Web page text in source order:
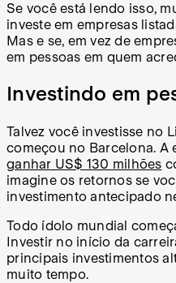
Se você está lendo isso,
investe em empresas
Mas e se, em vez de
em pessoas em quem
Investindo em
Talvez você investisse no
começou no Barcelona. A
ganhar US$ 130 milhões
imagine os retornos se
investimento antecipado
Todo ídolo mundial
Investir no início da
principais investimentos
muito tempo.